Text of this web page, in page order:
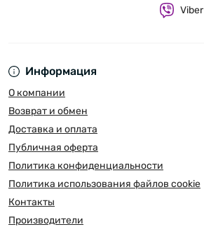
Информация
О компании
Возврат и обмен
Доставка и оплата
Публичная оферта
Политика конфиденциальности
Политика использования файлов cookie
Контакты
Производители
Viber